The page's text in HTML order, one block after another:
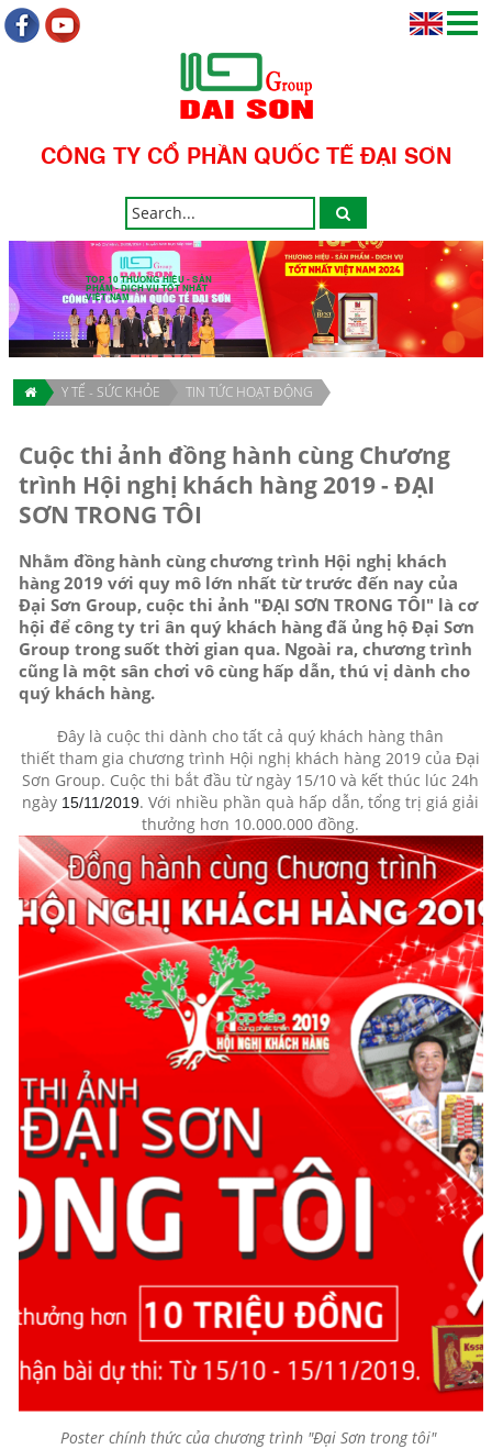
CÔNG TY CỔ PHẦN QUỐC TẾ ĐẠI SƠN
TOP 10 THƯƠNG HIỆU - SẢN
PHẨM - DỊCH VỤ TỐT NHẤT
VIỆT NAM
Y TẾ - SỨC KHỎE TIN TỨC HOẠT ĐỘNG
Cuộc thi ảnh đồng hành cùng Chương
trình Hội nghị khách hàng 2019 - ĐẠI
SƠN TRONG TÔI
Nhằm đồng hành cùng chương trình Hội nghị khách
hàng 2019 với quy mô lớn nhất từ trước đến nay của
Đại Sơn Group, cuộc thi ảnh "ĐẠI SƠN TRONG TÔI" là cơ
hội để công ty tri ân quý khách hàng đã ủng hộ Đại Sơn
Group trong suốt thời gian qua. Ngoài ra, chương trình
cũng là một sân chơi vô cùng hấp dẫn, thú vị dành cho
quý khách hàng.
Đây là cuộc thi dành cho tất cả quý khách hàng thân
thiết tham gia chương trình Hội nghị khách hàng 2019 của Đại
Sơn Group. Cuộc thi bắt đầu từ ngày 15/10 và kết thúc lúc 24h
ngày 15/11/2019. Với nhiều phần quà hấp dẫn, tổng trị giá giải
thưởng hơn 10.000.000 đồng.
Poster chính thức của chương trình "Đại Sơn trong tôi"